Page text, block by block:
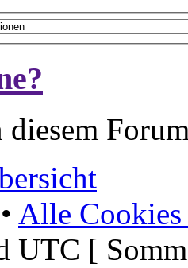
• Alle Cookies
UTC [